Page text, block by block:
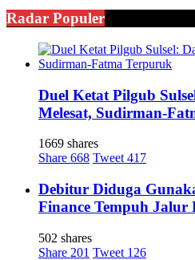
Radar Populer
Duel Ketat Pilgub
Melesat, Sudirman-
1669 shares
Share 668 Tweet 417
Debitur Diduga
Finance Tempuh Jalur
502 shares
Share 201 Tweet 126